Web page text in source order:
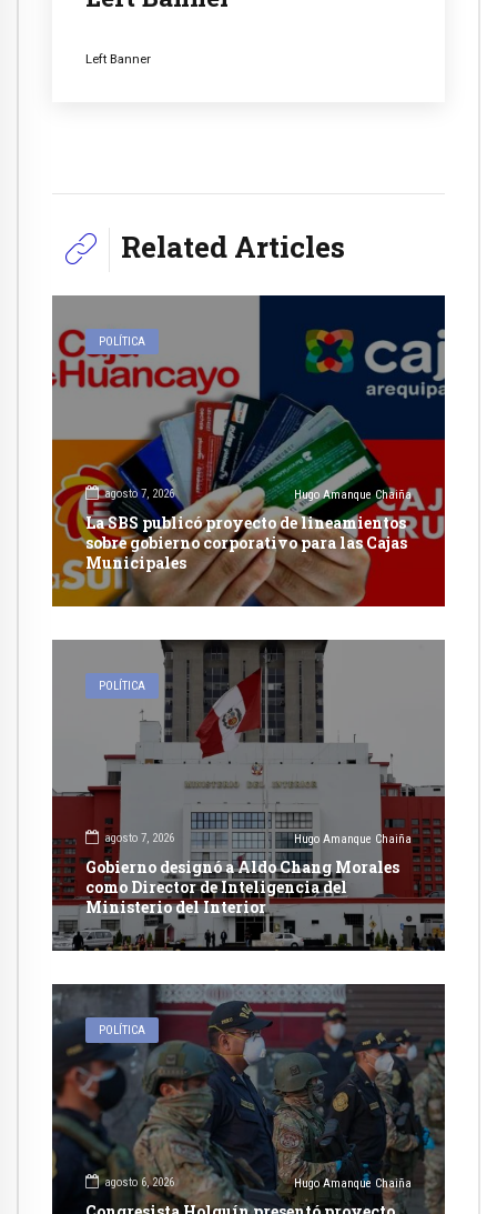
Left Banner
Related Articles
POLÍTICA
agosto 7, 2026 Hugo Amanque Chaiña
La SBS publicó proyecto de lineamientos
sobre gobierno corporativo para las Cajas
Municipales
POLÍTICA
agosto 7, 2026 Hugo Amanque Chaiña
Gobierno designó a Aldo Chang Morales
como Director de Inteligencia del
Ministerio del Interior
POLÍTICA
agosto 6, 2026 Hugo Amanque Chaiña